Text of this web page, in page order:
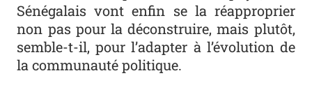
Sénégalais vont enfin se la réapproprier
non pas pour la déconstruire, mais plutôt,
semble-t-il, pour l’adapter à l’évolution de
la communauté politique.